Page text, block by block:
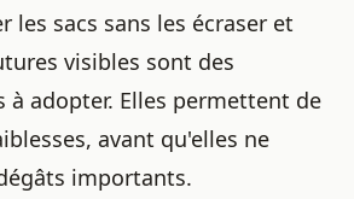
les sacs sans les écraser et
visibles sont des
à adopter. Elles permettent de
avant qu'elles ne
importants.